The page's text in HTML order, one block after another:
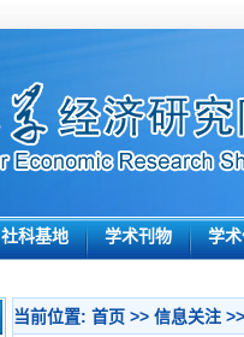
社科基地 学术刊物 学
当前位置: 首页 >> 信息关注